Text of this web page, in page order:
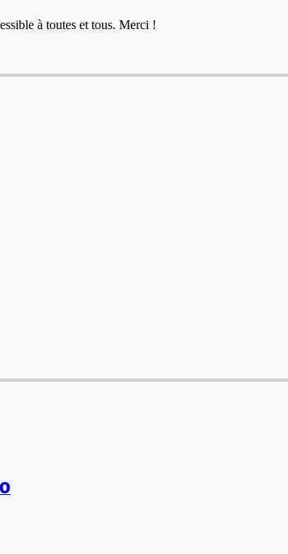
à toutes et tous. Merci !